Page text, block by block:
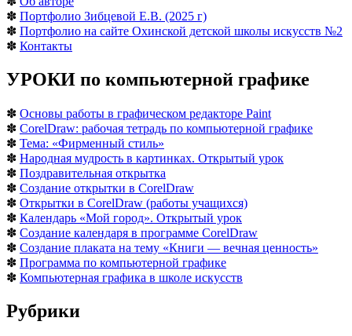
✽ Портфолио Зибцевой Е.В. (2025 г)
✽ Портфолио на сайте Охинской детской школы искусств №2
✽ Контакты
УРОКИ по компьютерной графике
✽ Основы работы в графическом редакторе Paint
✽ CorelDraw: рабочая тетрадь по компьютерной графике
✽ Тема: «Фирменный стиль»
✽ Народная мудрость в картинках. Открытый урок
✽ Поздравительная открытка
✽ Создание открытки в CorelDraw
✽ Открытки в CorelDraw (работы учащихся)
✽ Календарь «Мой город». Открытый урок
✽ Создание календаря в программе CorelDraw
✽ Создание плаката на тему «Книги — вечная ценность»
✽ Программа по компьютерной графике
✽ Компьютерная графика в школе искусств
Рубрики